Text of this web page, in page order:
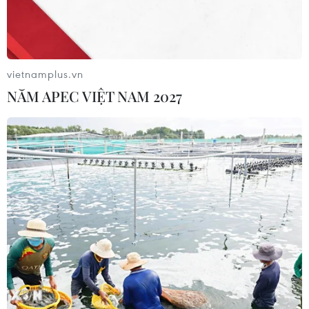
Chủ sân Azteca lỗ hơn 47 triệu USD vì
World Cup 2026
08/08/2026 06:43
Chủ tịch Quốc hội Trần Thanh Mẫn:
Khẳng định vai trò nòng cốt trong
đấu tranh phòng, chống tham
nhũng, tội phạm kinh tế
08/08/2026 05:02
Dữ liệu việc làm Mỹ mở thêm dư địa
cho giá vàng trong tuần qua
08/08/2026 04:29
vietnamplus.vn
NĂM APEC VIỆT NAM 2027